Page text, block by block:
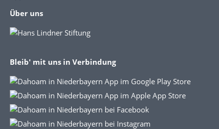
Über uns
Bleib' mit uns in Verbindung